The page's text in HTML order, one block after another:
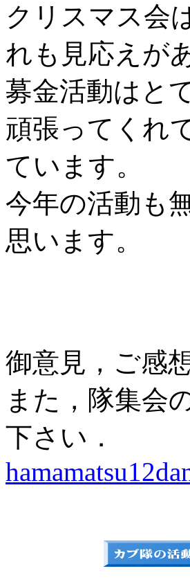
クリスマス会
れも見応えが
募金活動はと
頑張ってくれ
ています。
今年の活動も
思います。
御意見，ご感
また，隊集会
下さい．